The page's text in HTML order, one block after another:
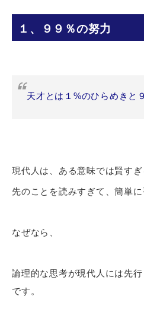
１、９９％の努力
天才とは１%のひらめきと
現代人は、ある意味では賢すぎ
先のことを読みすぎて、簡単に
なぜなら、
論理的な思考が現代人には先
です。